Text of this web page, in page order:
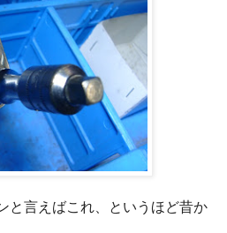
と言えばこれ、というほど昔か